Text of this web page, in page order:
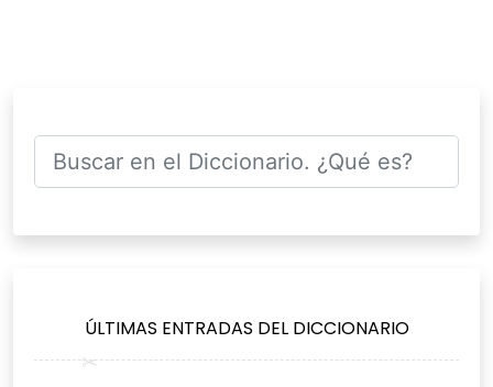
ÚLTIMAS ENTRADAS DEL DICCIONARIO